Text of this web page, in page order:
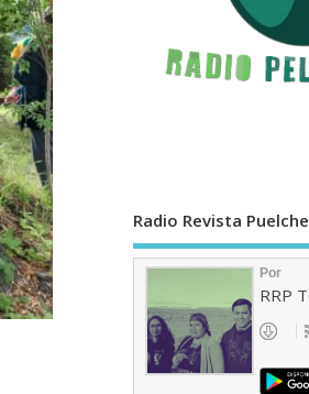
Radio Revista Puelche